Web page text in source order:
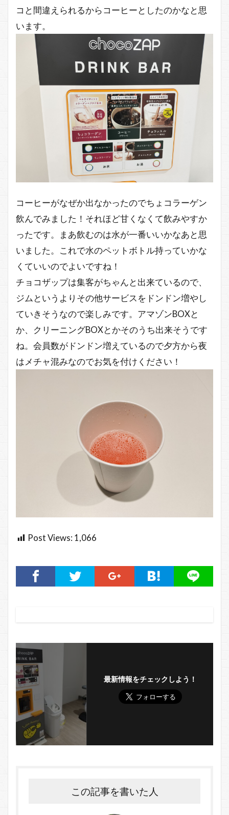
コと間違えられるからコーヒーとしたのかなと思
います。
コーヒーがなぜか出なかったのでちょコラーゲン
飲んでみました！それほど甘くなくて飲みやすか
ったです。まあ飲むのは水が一番いいかなあと思
いました。これで水のペットボトル持っていかな
くていいのでよいですね！
チョコザップは集客がちゃんと出来ているので、
ジムというよりその他サービスをドンドン増やし
ていきそうなので楽しみです。アマゾンBOXと
か、クリーニングBOXとかそのうち出来そうです
ね。会員数がドンドン増えているので夕方から夜
はメチャ混みなのでお気を付けください！
Post Views: 1,066
最新情報をチェックしよう！
この記事を書いた人